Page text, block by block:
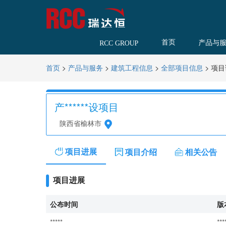
RCC GROUP 首页 产品与
首页 > 产品与服务 > 建筑工程信息 > 全部项目信息 > 项
产******设项目
陕西省榆林市
项目进展 项目介绍 相关公告
项目进展
公布时间 版
*****